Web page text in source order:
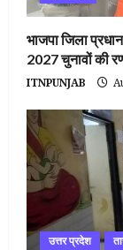
भाजपा जिला
2027 चुनावों की
ITNPUNJAB
उत्तर प्रदेश